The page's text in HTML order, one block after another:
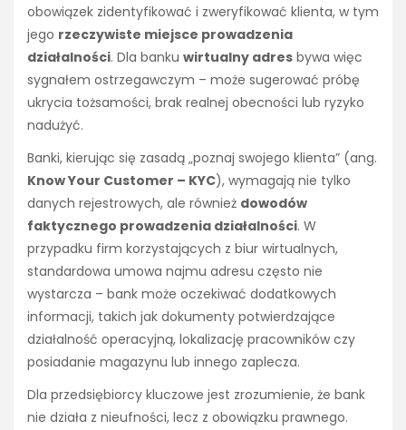
obowiązek zidentyfikować i zweryfikować klienta, w tym
jego rzeczywiste miejsce prowadzenia
działalności. Dla banku wirtualny adres bywa więc
sygnałem ostrzegawczym – może sugerować próbę
ukrycia tożsamości, brak realnej obecności lub ryzyko
nadużyć.
Banki, kierując się zasadą „poznaj swojego klienta” (ang.
Know Your Customer – KYC), wymagają nie tylko
danych rejestrowych, ale również dowodów
faktycznego prowadzenia działalności. W
przypadku firm korzystających z biur wirtualnych,
standardowa umowa najmu adresu często nie
wystarcza – bank może oczekiwać dodatkowych
informacji, takich jak dokumenty potwierdzające
działalność operacyjną, lokalizację pracowników czy
posiadanie magazynu lub innego zaplecza.
Dla przedsiębiorcy kluczowe jest zrozumienie, że bank
nie działa z nieufności, lecz z obowiązku prawnego.